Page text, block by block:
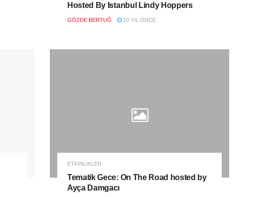
Hosted By Istanbul Lindy Hoppers
GÖZDE BERTUĞ 10 YIL ÖNCE
ETKINLIKLER
Tematik Gece: On The Road hosted by
Ayça Damgacı